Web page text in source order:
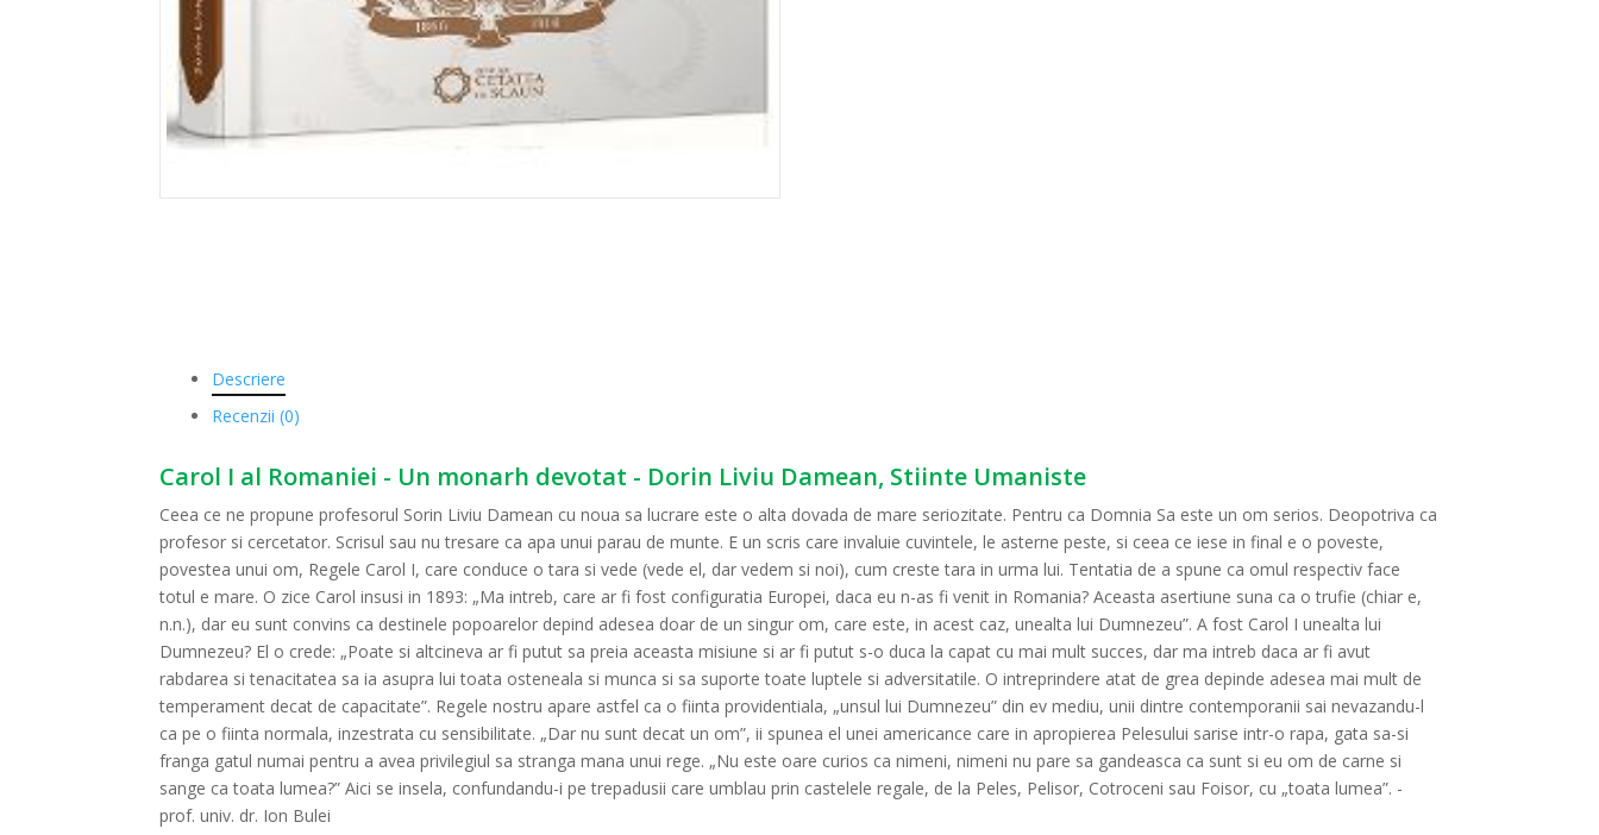
Descriere
Recenzii (0)
Carol I al Romaniei - Un monarh devotat - Dorin Liviu Damean, Stiinte Umaniste
Ceea ce ne propune profesorul Sorin Liviu Damean cu noua sa lucrare este o alta dovada de mare seriozitate. Pentru ca Domnia Sa este un om serios. Deopotriva ca
profesor si cercetator. Scrisul sau nu tresare ca apa unui parau de munte. E un scris care invaluie cuvintele, le asterne peste, si ceea ce iese in final e o poveste,
povestea unui om, Regele Carol I, care conduce o tara si vede (vede el, dar vedem si noi), cum creste tara in urma lui. Tentatia de a spune ca omul respectiv face
totul e mare. O zice Carol insusi in 1893: „Ma intreb, care ar fi fost configuratia Europei, daca eu n-as fi venit in Romania? Aceasta asertiune suna ca o trufie (chiar e,
n.n.), dar eu sunt convins ca destinele popoarelor depind adesea doar de un singur om, care este, in acest caz, unealta lui Dumnezeu”. A fost Carol I unealta lui
Dumnezeu? El o crede: „Poate si altcineva ar fi putut sa preia aceasta misiune si ar fi putut s-o duca la capat cu mai mult succes, dar ma intreb daca ar fi avut
rabdarea si tenacitatea sa ia asupra lui toata osteneala si munca si sa suporte toate luptele si adversitatile. O intreprindere atat de grea depinde adesea mai mult de
temperament decat de capacitate”. Regele nostru apare astfel ca o fiinta providentiala, „unsul lui Dumnezeu” din ev mediu, unii dintre contemporanii sai nevazandu-l
ca pe o fiinta normala, inzestrata cu sensibilitate. „Dar nu sunt decat un om”, ii spunea el unei americance care in apropierea Pelesului sarise intr-o rapa, gata sa-si
franga gatul numai pentru a avea privilegiul sa stranga mana unui rege. „Nu este oare curios ca nimeni, nimeni nu pare sa gandeasca ca sunt si eu om de carne si
sange ca toata lumea?” Aici se insela, confundandu-i pe trepadusii care umblau prin castelele regale, de la Peles, Pelisor, Cotroceni sau Foisor, cu „toata lumea”. -
prof. univ. dr. Ion Bulei